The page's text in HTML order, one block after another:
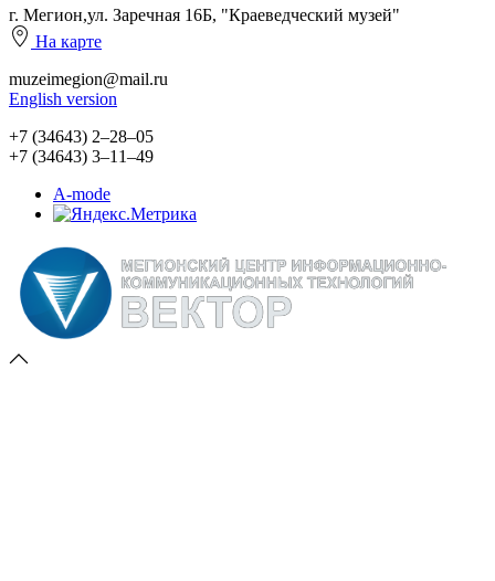
г. Мегион,ул. Заречная 16Б, "Краеведческий музей"
На карте
muzeimegion@mail.ru
English version
+7 (34643) 2‒28‒05
+7 (34643) 3‒11‒49
A-mode